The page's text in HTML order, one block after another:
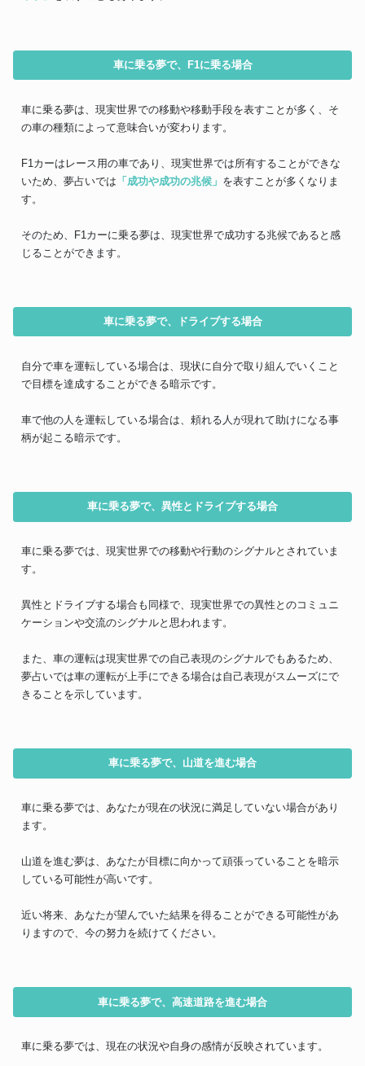
車に乗る夢で、F1に乗る場合
車に乗る夢は、現実世界での移動や移動手段を表すことが多く、そ
の車の種類によって意味合いが変わります。
F1カーはレース用の車であり、現実世界では所有することができな
いため、夢占いでは 「成功や成功の兆候」 を表すことが多くなりま
す。
そのため、F1カーに乗る夢は、現実世界で成功する兆候であると感
じることができます。
車に乗る夢で、ドライブする場合
自分で車を運転している場合は、現状に自分で取り組んでいくこと
で目標を達成することができる暗示です。
車で他の人を運転している場合は、頼れる人が現れて助けになる事
柄が起こる暗示です。
車に乗る夢で、異性とドライブする場合
車に乗る夢では、現実世界での移動や行動のシグナルとされていま
す。
異性とドライブする場合も同様で、現実世界での異性とのコミュニ
ケーションや交流のシグナルと思われます。
また、車の運転は現実世界での自己表現のシグナルでもあるため、
夢占いでは車の運転が上手にできる場合は自己表現がスムーズにで
きることを示しています。
車に乗る夢で、山道を進む場合
車に乗る夢では、あなたが現在の状況に満足していない場合があり
ます。
山道を進む夢は、あなたが目標に向かって頑張っていることを暗示
している可能性が高いです。
近い将来、あなたが望んでいた結果を得ることができる可能性があ
りますので、今の努力を続けてください。
車に乗る夢で、高速道路を進む場合
車に乗る夢では、現在の状況や自身の感情が反映されています。